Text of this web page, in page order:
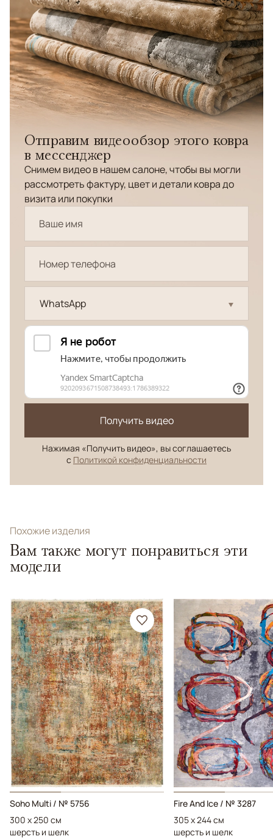
Отправим видеообзор этого ковра
в мессенджер
Снимем видео в нашем салоне, чтобы вы могли
рассмотреть фактуру, цвет и детали ковра до
визита или покупки
WhatsApp
Получить видео
Нажимая «Получить видео», вы соглашаетесь
с Политикой конфиденциальности
Похожие изделия
Вам также могут понравиться эти
модели
Soho Multi / № 5756
300 x 250 см
шерсть и шелк
Fire And Ice / № 3287
305 x 244 см
шерсть и шелк